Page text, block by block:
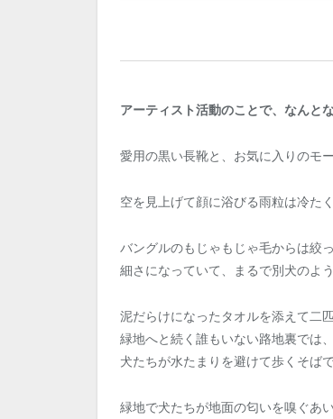
アーティスト活動のことで、なんと
愛用の黒い長靴と、お気に入りのモ
空を見上げて顔に浴びる雨粒は冷た
バングルのもじゃもじゃ毛からは絞
細さになっていて、まるで別犬のよ
泥だらけになったタオルを添えて二
緑地へと続く誰もいない路地裏では
犬たちが水たまりを避けて歩くそば
緑地で犬たちが地面の匂いを嗅ぐあ